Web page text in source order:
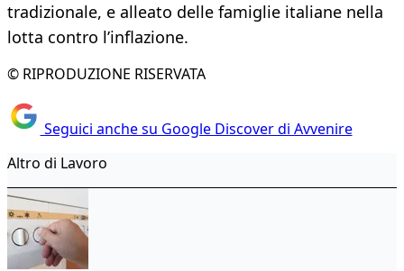
tradizionale, e alleato delle famiglie italiane nella
lotta contro l’inflazione.
© RIPRODUZIONE RISERVATA
Seguici anche su Google Discover di Avvenire
Altro di Lavoro